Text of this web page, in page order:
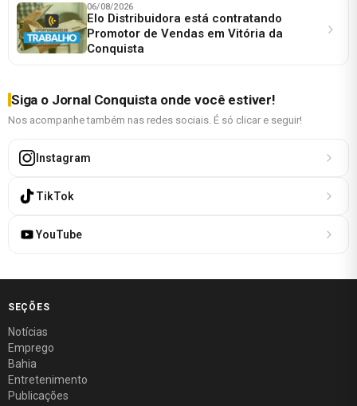
06/08/2026
Elo Distribuidora está contratando
Promotor de Vendas em Vitória da
Conquista
Siga o Jornal Conquista onde você estiver!
Nos acompanhe também nas redes sociais. É só clicar e seguir!
Instagram
TikTok
YouTube
SEÇÕES
Notícias
Emprego
Bahia
Entretenimento
Publicações